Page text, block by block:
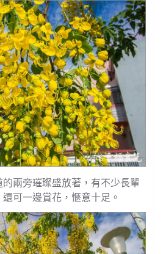
兩旁璀璨盛放著，有不少長輩
可一邊賞花，愜意十足。